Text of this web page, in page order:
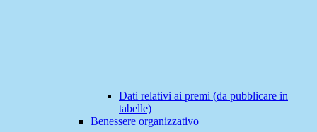
Dati relativi ai premi (da pubblicare in
tabelle)
Benessere organizzativo